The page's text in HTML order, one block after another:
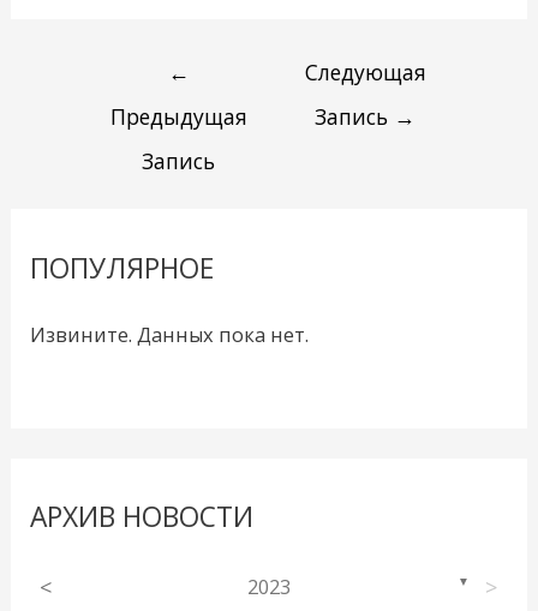
←
Предыдущая
Запись
Следующая
Запись →
ПОПУЛЯРНОЕ
Извините. Данных пока нет.
АРХИВ НОВОСТИ
< 2023 ▼ >